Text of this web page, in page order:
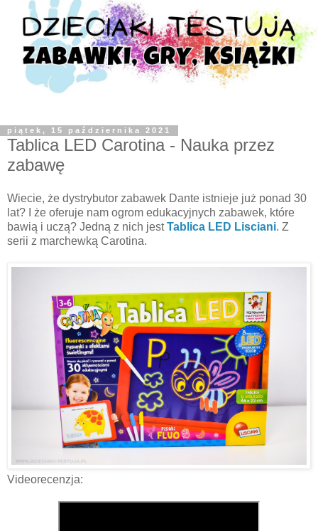
piątek, 15 października 2021
Tablica LED Carotina - Nauka przez
zabawę
Wiecie, że dystrybutor zabawek Dante istnieje już ponad 30
lat? I że oferuje nam ogrom edukacyjnych zabawek, które
bawią i uczą? Jedną z nich jestTablica LED Lisciani. Z
serii z marchewką Carotina.
Videorecenzja: